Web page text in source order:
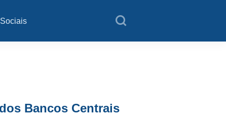
Bancos Centrais